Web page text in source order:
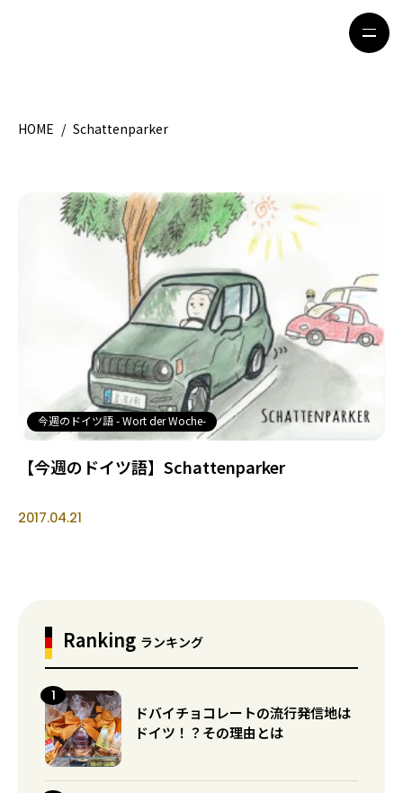
HOME
観光ガイド
留学＆キャリア
ライフスタイル
ライター募集
HOME / Schattenparker
今週のドイツ語 - Wort der Woche-
【今週のドイツ語】Schattenparker
2017.04.21
Ranking ランキング
ドバイチョコレートの流行発信地は
ドイツ！？その理由とは